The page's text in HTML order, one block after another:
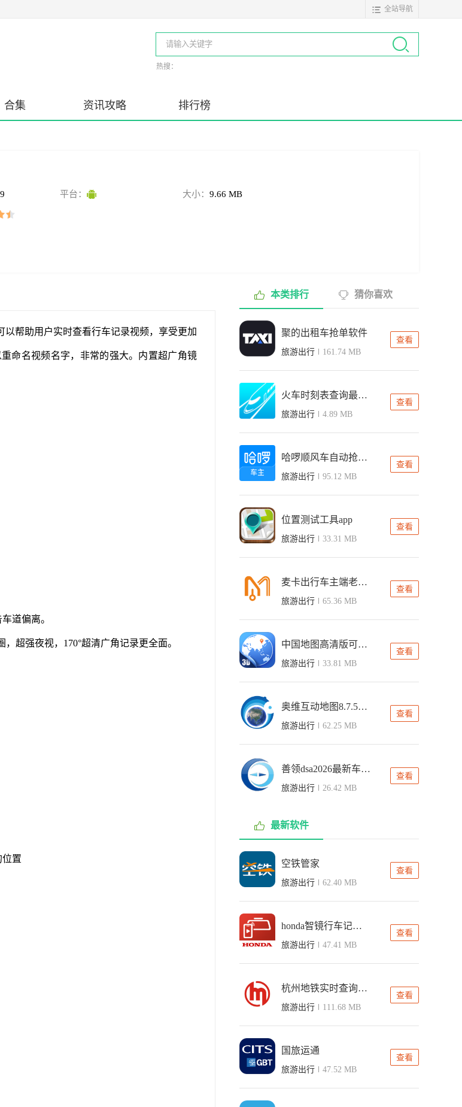
全站导航
热搜：
合集 资讯攻略 排行榜
平台： 大小： 9.66 MB
以帮助用户实时查看行车记录视频，享受更加
命名视频名字，非常的强大。内置超广角镜
道偏离。
超强夜视，170°超清广角记录更全面。
置
本类排行 猜你喜欢
聚的出租车抢单软件
旅游出行 161.74 MB
查看
火车时刻表查询最新版
旅游出行 4.89 MB
查看
哈啰顺风车自动抢单软件
旅游出行 95.12 MB
查看
位置测试工具app
旅游出行 33.31 MB
查看
麦卡出行车主端老版本
旅游出行 65.36 MB
查看
中国地图高清版可放大电子版
旅游出行 33.81 MB
查看
奥维互动地图8.7.5旧版本
旅游出行 62.25 MB
查看
善领dsa2026最新车机ce版
旅游出行 26.42 MB
查看
最新软件
空铁管家
旅游出行 62.40 MB
查看
honda智镜行车记录仪app
旅游出行 47.41 MB
查看
杭州地铁实时查询app
旅游出行 111.68 MB
查看
国旅运通
旅游出行 47.52 MB
查看